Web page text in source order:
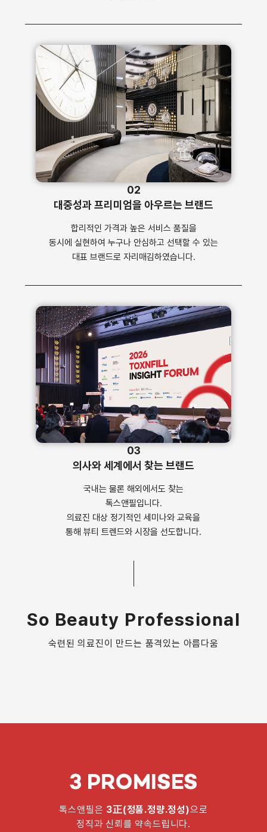
02
대중성과 프리미엄을 아우르는 브랜드
합리적인 가격과 높은 서비스 품질을
동시에 실현하여 누구나 안심하고 선택할 수 있는
대표 브랜드로 자리매김하였습니다.
03
의사와 세계에서 찾는 브랜드
국내는 물론 해외에서도 찾는
톡스앤필입니다.
의료진 대상 정기적인 세미나와 교육을
통해 뷰티 트렌드와 시장을 선도합니다.
So Beauty Professional
숙련된 의료진이 만드는 품격있는 아름다움
3 PROMISES
톡스앤필은 3正(정품.정량.정성)으로
정직과 신뢰를 약속드립니다.